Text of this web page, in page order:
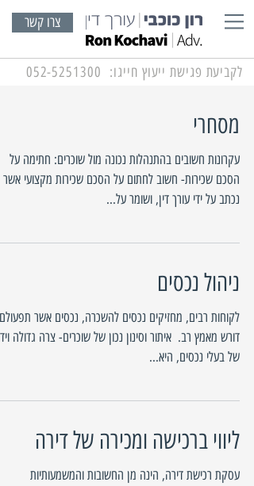
צרו קשר
לקביעת פגישת ייעוץ חייגו: 052-5251300
מסחרי
עקרונות חשובים בהתנהלות נכונה מול שוכרים: חתימה על
הסכם שכירות- חשוב לחתום על הסכם שכירות מקצועי אשר
נכתב על ידי עורך דין, ושומר על...
ניהול נכסים
לקוחות רבים, מחזיקים נכסים להשכרה, נכסים אשר תפעולם
דורש מאמץ רב. ​ איתור וסינון נכון של שוכרים- צרה גדולה
של בעלי נכסים, היא...
ליווי ברכישה ומכירה של דירה
עסקת רכישת דירה, הינה מן החשובות והמשמעותיות